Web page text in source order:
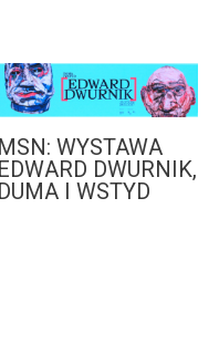
MSN: WYSTAWA
EDWARD DWURNIK,
DUMA I WSTYD